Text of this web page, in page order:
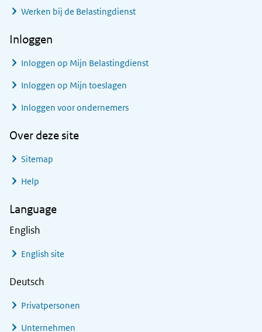
Werken bij de Belastingdienst
Inloggen
Inloggen op Mijn Belastingdienst
Inloggen op Mijn toeslagen
Inloggen voor ondernemers
Over deze site
Sitemap
Help
Language
English
English site
Deutsch
Privatpersonen
Unternehmen